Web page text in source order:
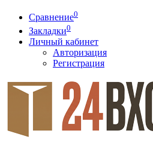
Сравнение0
Закладки0
Личный кабинет
Авторизация
Регистрация